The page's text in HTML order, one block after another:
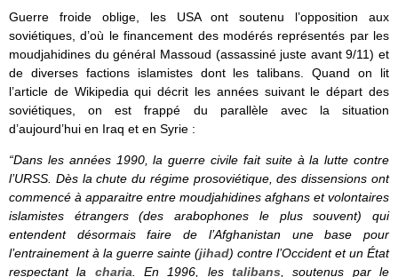
Guerre froide oblige, les USA ont soutenu l’opposition aux
soviétiques, d’où le financement des modérés représentés par les
moudjahidines du général Massoud (assassiné juste avant 9/11) et
de diverses factions islamistes dont les talibans. Quand on lit
l’article de Wikipedia qui décrit les années suivant le départ des
soviétiques, on est frappé du parallèle avec la situation
d’aujourd’hui en Iraq et en Syrie :
“Dans les années 1990, la guerre civile fait suite à la lutte contre
l’URSS. Dès la chute du régime prosoviétique, des dissensions ont
commencé à apparaitre entre moudjahidines afghans et volontaires
islamistes étrangers (des arabophones le plus souvent) qui
entendent désormais faire de l’Afghanistan une base pour
l’entrainement à la guerre sainte (jihad) contre l’Occident et un État
respectant la charia . En 1996, lestalibans , soutenus par le